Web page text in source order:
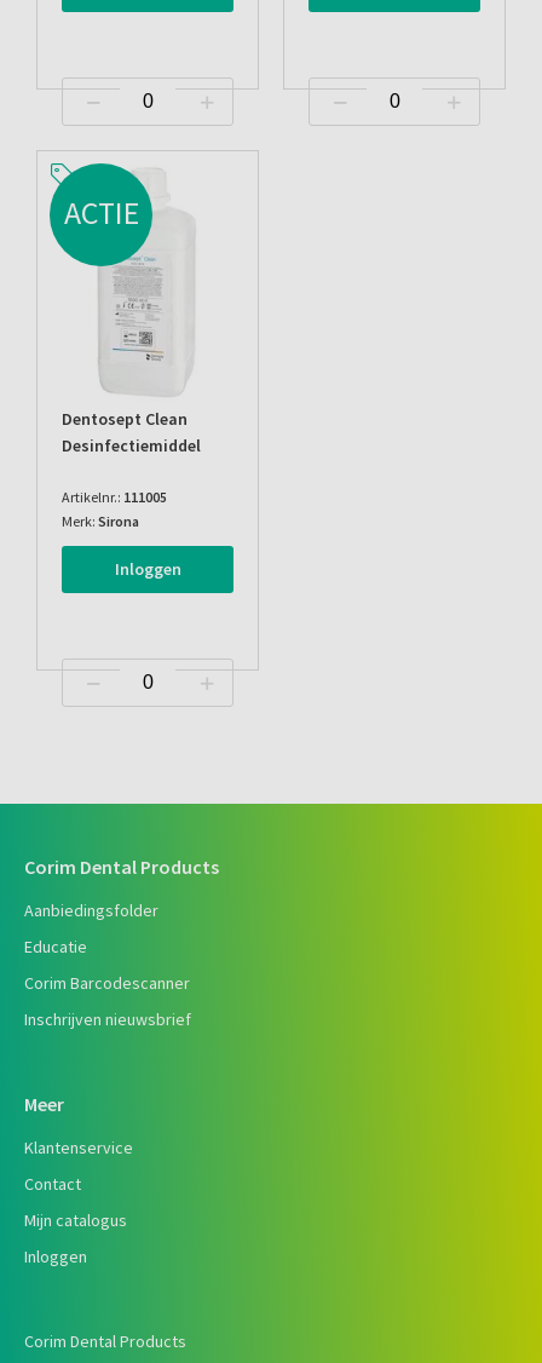
ACTIE
Dentosept Clean
Desinfectiemiddel
Artikelnr.: 111005
Merk: Sirona
Inloggen
Corim Dental Products
Aanbiedingsfolder
Educatie
Corim Barcodescanner
Inschrijven nieuwsbrief
Meer
Klantenservice
Contact
Mijn catalogus
Inloggen
Corim Dental Products